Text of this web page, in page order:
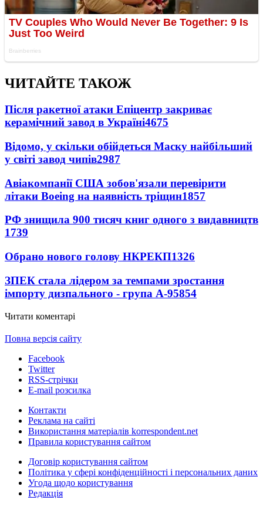
ЧИТАЙТЕ ТАКОЖ
Після ракетної атаки Епіцентр закриває
керамічний завод в Україні4675
Відомо, у скільки обійдеться Маску найбільший
у світі завод чипів2987
Авіакомпанії США зобов'язали перевірити
літаки Boeing на наявність тріщин1857
РФ знищила 900 тисяч книг одного з видавництв
1739
Обрано нового голову НКРЕКП1326
ЗПЕК стала лідером за темпами зростання
імпорту дизпального - група А-95854
Читати коментарі
Повна версія сайту
Facebook
Twitter
RSS-стрічки
E-mail розсилка
Контакти
Реклама на сайті
Використання матеріалів korrespondent.net
Правила користування сайтом
Договір користування сайтом
Політика у сфері конфіденційності і персональних даних
Угода щодо користування
Редакція